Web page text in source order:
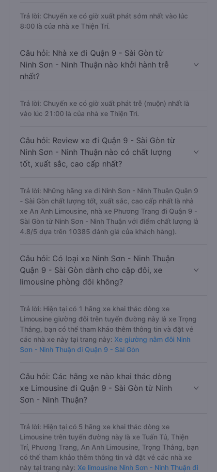
Trả lời: Chuyến xe có giờ xuất phát sớm nhất vào lúc
8:00 là của nhà xe Thiện Trí.
Câu hỏi: Nhà xe đi Quận 9 - Sài Gòn từ
Ninh Sơn - Ninh Thuận nào khởi hành trễ
nhất?
Trả lời: Chuyến xe có giờ xuất phát trễ (muộn) nhất là
vào lúc 21:00 là của nhà xe Thiện Trí.
Câu hỏi: Review xe đi Quận 9 - Sài Gòn từ
Ninh Sơn - Ninh Thuận nào có chất lượng
tốt, xuất sắc, cao cấp nhất?
Trả lời: Những hãng xe đi Ninh Sơn - Ninh Thuận Quận 9
- Sài Gòn chất lượng tốt, xuất sắc, cao cấp nhất là nhà
xe An Anh Limousine, nhà xe Phương Trang đi Quận 9 -
Sài Gòn từ Ninh Sơn - Ninh Thuận với điểm chất lượng là
4.8/5 dựa trên 10385 đánh giá của khách hàng).
Câu hỏi: Có loại xe Ninh Sơn - Ninh Thuận
Quận 9 - Sài Gòn dành cho cặp đôi, xe
limousine phòng đôi không?
Trả lời: Hiện tại có 1 hãng xe khai thác dòng xe
Limousine giường đôi trên tuyến đường này là xe Trọng
Thắng, bạn có thể tham khảo thêm thông tin và đặt vé
các nhà xe này tại trang này: Xe giường nằm đôi Ninh
Sơn - Ninh Thuận đi Quận 9 - Sài Gòn
Câu hỏi: Các hãng xe nào khai thác dòng
xe Limousine đi Quận 9 - Sài Gòn từ Ninh
Sơn - Ninh Thuận?
Trả lời: Hiện tại có 5 hãng xe khai thác dòng xe
Limousine trên tuyến đường này là xe Tuấn Tú, Thiện
Trí, Phương Trang, An Anh Limousine, Trọng Thắng, bạn
có thể tham khảo thêm thông tin và đặt vé các nhà xe
này tại trang này: Xe limousine Ninh Sơn - Ninh Thuận đi